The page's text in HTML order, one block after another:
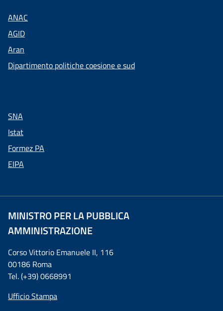
ANAC
AGID
Aran
Dipartimento politiche coesione e sud
SNA
Istat
Formez PA
EIPA
MINISTRO PER LA PUBBLICA
AMMINISTRAZIONE
Corso Vittorio Emanuele II, 116
00186 Roma
Tel. (+39) 0668991
Ufficio Stampa